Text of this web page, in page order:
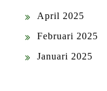
April 2025
Februari 2025
Januari 2025